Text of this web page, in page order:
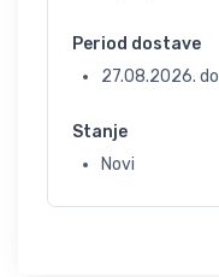
Period dostave
27.08.2026. do
Stanje
Novi